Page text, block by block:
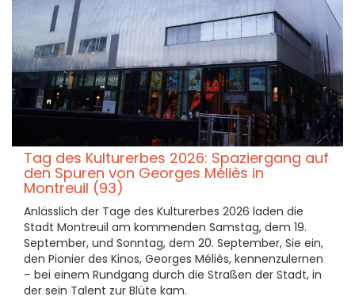
Tag des Kulturerbes 2026: Spaziergang auf
den Spuren von Georges Méliès in
Montreuil (93)
Anlässlich der Tage des Kulturerbes 2026 laden die
Stadt Montreuil am kommenden Samstag, dem 19.
September, und Sonntag, dem 20. September, Sie ein,
den Pionier des Kinos, Georges Méliès, kennenzulernen
– bei einem Rundgang durch die Straßen der Stadt, in
der sein Talent zur Blüte kam.